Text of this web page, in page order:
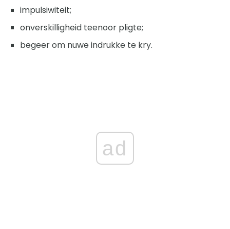
impulsiwiteit;
onverskilligheid teenoor pligte;
begeer om nuwe indrukke te kry.
ad